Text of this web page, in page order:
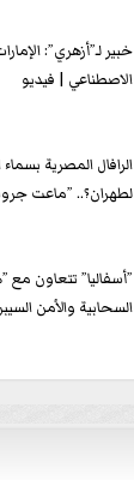
خبير لـ”أزهري”:
الاصطناعي | فيديو
الرافال المصرية
لطهران؟.. ”ماعت
”أسفاليا” تتعاون
السحابية والأمن